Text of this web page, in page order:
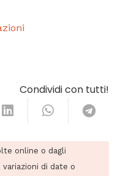
Condividi con tutti!
online o dagli
di date o